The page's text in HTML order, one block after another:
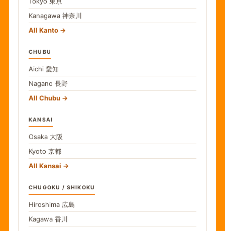
Kanagawa 神奈川
All Kanto
CHUBU
Aichi 愛知
Nagano 長野
All Chubu
KANSAI
Osaka 大阪
Kyoto 京都
All Kansai
CHUGOKU / SHIKOKU
Hiroshima 広島
Kagawa 香川